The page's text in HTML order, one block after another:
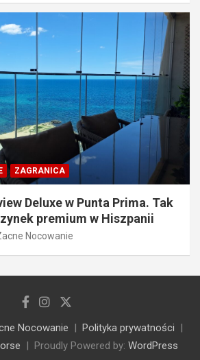
ZAGRANICA
Deluxe w Punta Prima. Tak
premium w Hiszpanii
Nocowanie
Nocowanie
Polityka prywatności
Proudly Powered by: WordPress